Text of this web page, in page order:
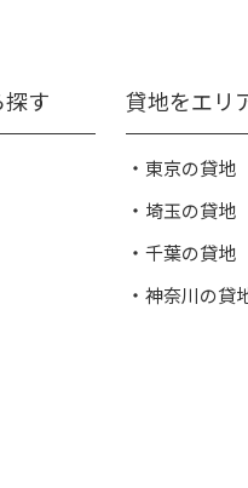
す 貸地をエリ
東京の貸地
埼玉の貸地
千葉の貸地
神奈川の貸